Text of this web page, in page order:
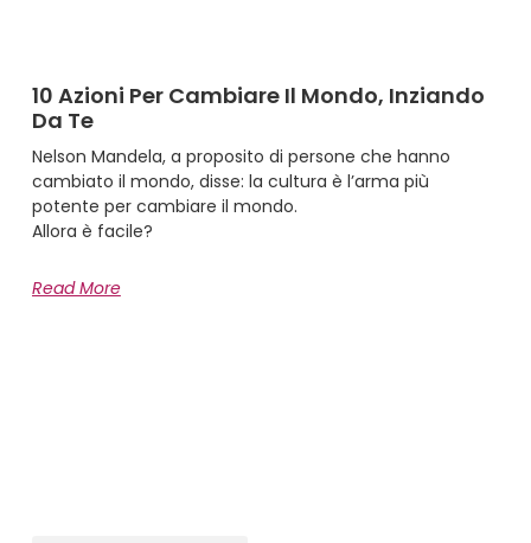
10 Azioni Per Cambiare Il Mondo, Inziando
Da Te
Nelson Mandela, a proposito di persone che hanno
cambiato il mondo, disse: la cultura è l’arma più
potente per cambiare il mondo.
Allora è facile?
Read More